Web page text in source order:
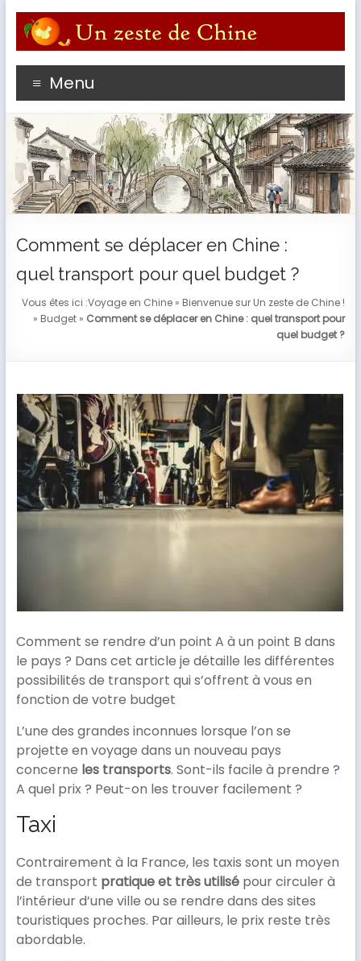
contenu
Profitez du meilleur de votre séjour en Chine avec un
Menu
Comment se déplacer en Chine :
quel transport pour quel budget ?
Vous êtes ici :Voyage en Chine » Bienvenue sur Un zeste de Chine !
» Budget » Comment se déplacer en Chine : quel transport pour
quel budget ?
Comment se rendre d’un point A à un point B dans
le pays ? Dans cet article je détaille les différentes
possibilités de transport qui s’offrent à vous en
fonction de votre budget
L’une des grandes inconnues lorsque l’on se
projette en voyage dans un nouveau pays
concerne les transports. Sont-ils facile à prendre ?
A quel prix ? Peut-on les trouver facilement ?
Taxi
Contrairement à la France, les taxis sont un moyen
de transport pratique et très utilisépour circuler à
l’intérieur d’une ville ou se rendre dans des sites
touristiques proches. Par ailleurs, le prix reste très
abordable.